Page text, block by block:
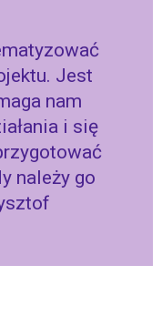
Jest
nam
i się
należy go